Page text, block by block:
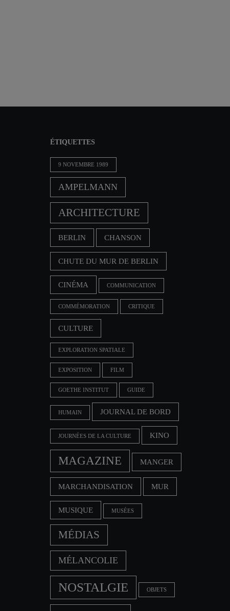
ÉTIQUETTES
9 NOVEMBRE 1989
AMPELMANN
ARCHITECTURE
BERLIN CHANSON
CHUTE DU MUR DE BERLIN
CINÉMA COMMUNICATION
COMMÉMORATION CRITIQUE
CULTURE
EXPLORATION SPATIALE
EXPOSITION FILM
GOETHE INSTITUT GUIDE
HUMAIN JOURNAL DE BORD
JOURNÉES DE LA CULTURE KINO
MAGAZINE MANGER
MARCHANDISATION MUR
MUSIQUE MUSÉES
MÉDIAS
MÉLANCOLIE
NOSTALGIE OBJETS